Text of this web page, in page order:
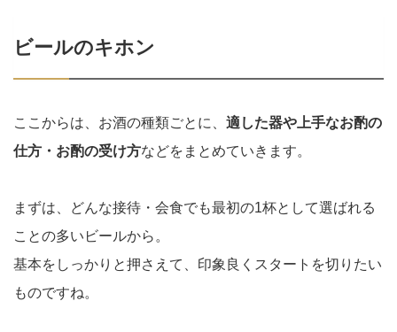
ビールのキホン
ここからは、お酒の種類ごとに、 適した器や上手なお酌の
仕方・お酌の受け方などをまとめていきます。
まずは、どんな接待・会食でも最初の1杯として選ばれる
ことの多いビールから。
基本をしっかりと押さえて、印象良くスタートを切りたい
ものですね。